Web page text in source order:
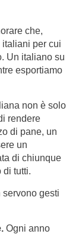
che,
italiani per cui
Un italiano su
esportiamo
non è solo
rendere
di pane, un
un
di chiunque
di tutti.
gesti
Ogni anno